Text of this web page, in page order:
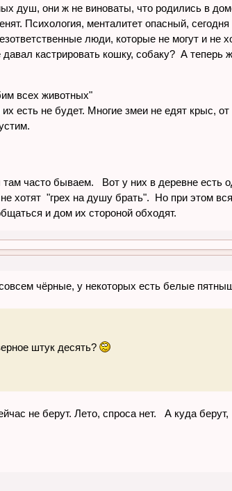
душ, они ж не виноваты, что родились в
Психология, менталитет опасный,
люди, которые не могут и не
кастрировать кошку, собаку? А теперь
всех животных"
их есть не будет. Многие змеи не едят крыс,
часто бываем. Вот у них в деревне есть
хотят "грех на душу брать". Но при этом
и дом их стороной обходят.
чёрные, у некоторых есть белые
штук десять?
не берут. Лето, спроса нет. А куда